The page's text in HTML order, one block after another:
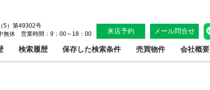
5）第49302号
無休 営業時間：9：00～18：00
来店予約 メール問合せ
検索履歴 保存した検索条件 売買物件 会社概要